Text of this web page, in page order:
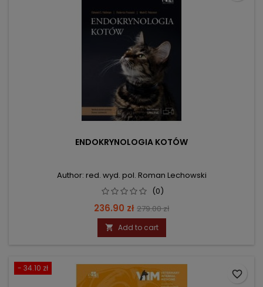
ENDOKRYNOLOGIA KOTÓW
Author: red. wyd. pol. Roman Lechowski
(0)
Price
236.90 zł Regular
price
279.00 zł
 Add to cart
- 34.10 zł
favorite_border